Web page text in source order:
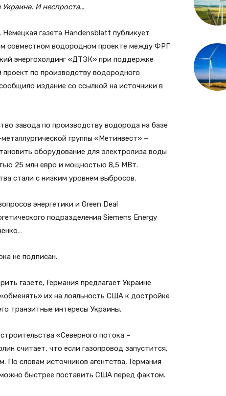
И неспроста…
газета Handensblatt публикует
совместном водородном проекте между ФРГ
энергохолдинг «ДТЭК» при поддержке
проект по производству водородного
издание со ссылкой на источники в
завода по производству водорода на базе
группы «Метинвест» –
оборудование для электролиза воды
25 млн евро и мощностью 8,5 МВт.
стали с низким уровнем выбросов.
энергетики и Green Deal
подразделения Siemens Energy
не подписан.
газете, Германия предлагает Украине
их на лояльность США к достройке
транзитные интересы Украины.
«Северного потока –
считает, что если газопровод запустится,
словам источников агентства, Германия
быстрее поставить США перед фактом.